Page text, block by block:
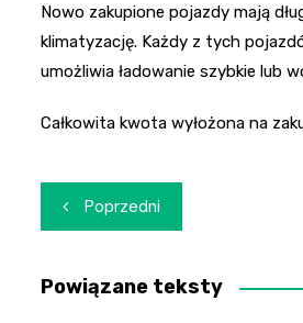
Nowo zakupione pojazdy mają
klimatyzację. Każdy z tych
umożliwia ładowanie szybkie lub
Całkowita kwota wyłożona na
Nawigacja
wpisu
Poprzedni
Powiązane teksty